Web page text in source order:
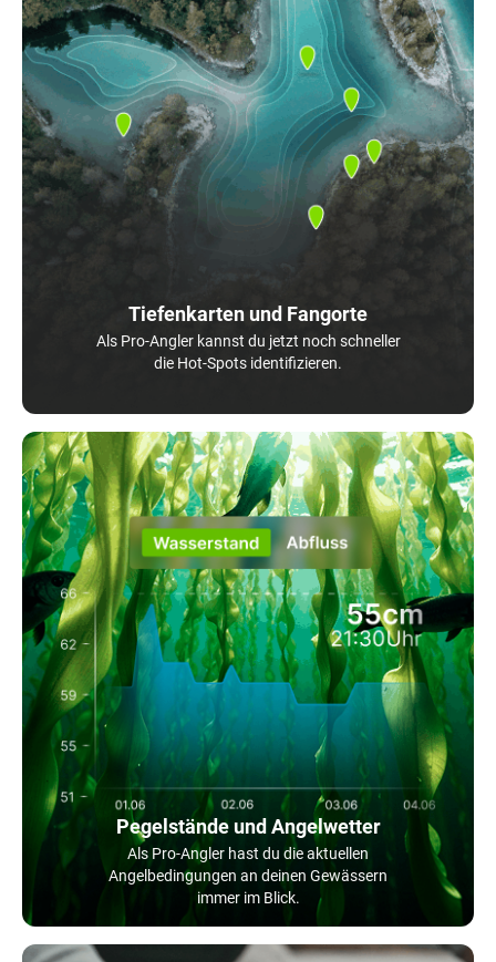
Tiefenkarten und Fangorte
Als Pro-Angler kannst du jetzt noch schneller
die Hot-Spots identifizieren.
Pegelstände und Angelwetter
Als Pro-Angler hast du die aktuellen
Angelbedingungen an deinen Gewässern
immer im Blick.